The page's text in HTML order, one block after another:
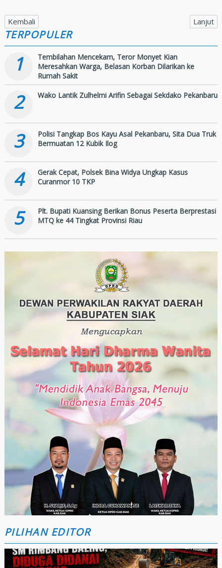
Kembali Lanjut
TERPOPULER
1
Tembilahan Mencekam, Teror Monyet Kian
Meresahkan Warga, Belasan Korban Dilarikan ke
Rumah Sakit
2 Wako Lantik Zulhelmi Arifin Sebagai Sekdako Pekanbaru
3
Polisi Tangkap Bos Kayu Asal Pekanbaru, Sita Dua Truk
Bermuatan 12 Kubik Ilog
4
Gerak Cepat, Polsek Bina Widya Ungkap Kasus
Curanmor 10 TKP
5
Plt. Bupati Kuansing Berikan Bonus Peserta Berprestasi
MTQ ke 44 Tingkat Provinsi Riau
PILIHAN EDITOR